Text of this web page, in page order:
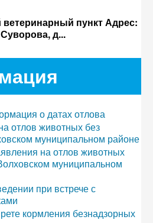
пункт Адрес:
д...
о датах отлова
отлов животных без
муниципальном районе
на отлов животных
муниципальном
при встрече с
кормления безнадзорных